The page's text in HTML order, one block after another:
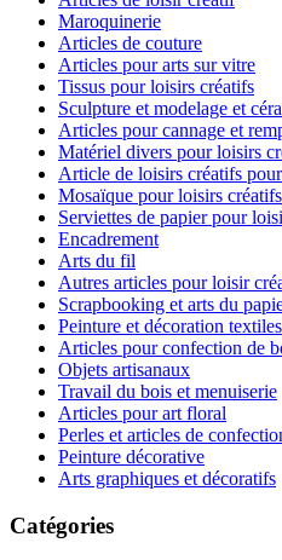
Maroquinerie
Articles de couture
Articles pour arts sur vitre
Tissus pour loisirs créatifs
Sculpture et modelage et
Articles pour cannage et
Matériel divers pour loisirs
Article de loisirs créatifs
Mosaïque pour loisirs créatifs
Serviettes de papier pour
Encadrement
Arts du fil
Autres articles pour loisir
Scrapbooking et arts du
Peinture et décoration textiles
Articles pour confection de
Objets artisanaux
Travail du bois et menuiserie
Articles pour art floral
Perles et articles de
Peinture décorative
Arts graphiques et décoratifs
Catégories